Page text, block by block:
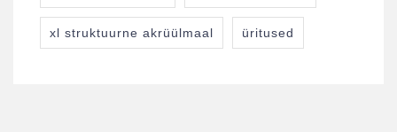
xl struktuurne akrüülmaal üritused